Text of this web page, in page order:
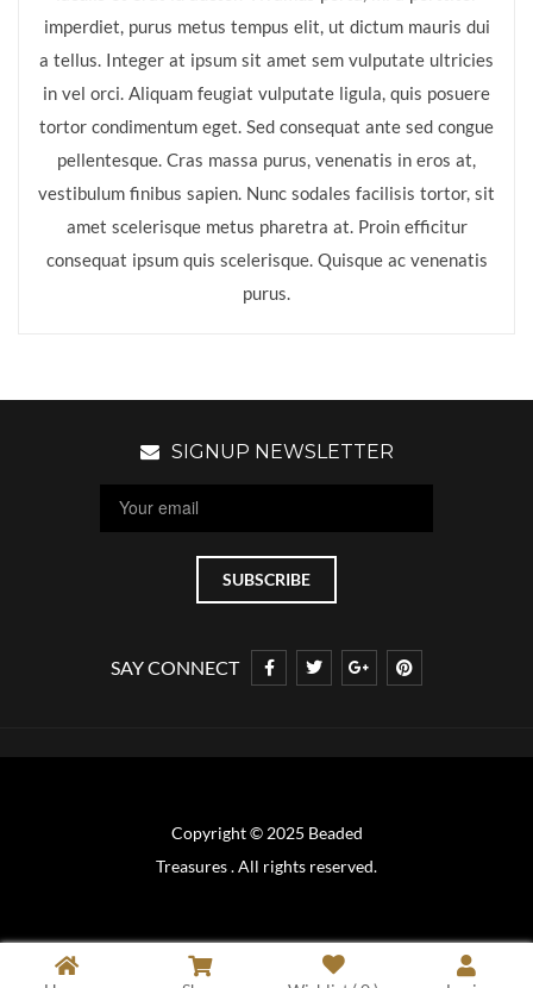
imperdiet, purus metus tempus elit, ut dictum mauris dui
a tellus. Integer at ipsum sit amet sem vulputate ultricies
in vel orci. Aliquam feugiat vulputate ligula, quis posuere
tortor condimentum eget. Sed consequat ante sed congue
pellentesque. Cras massa purus, venenatis in eros at,
vestibulum finibus sapien. Nunc sodales facilisis tortor, sit
amet scelerisque metus pharetra at. Proin efficitur
consequat ipsum quis scelerisque. Quisque ac venenatis
purus.
SIGNUP NEWSLETTER
SAY CONNECT
Copyright © 2025 Beaded
Treasures . All rights reserved.